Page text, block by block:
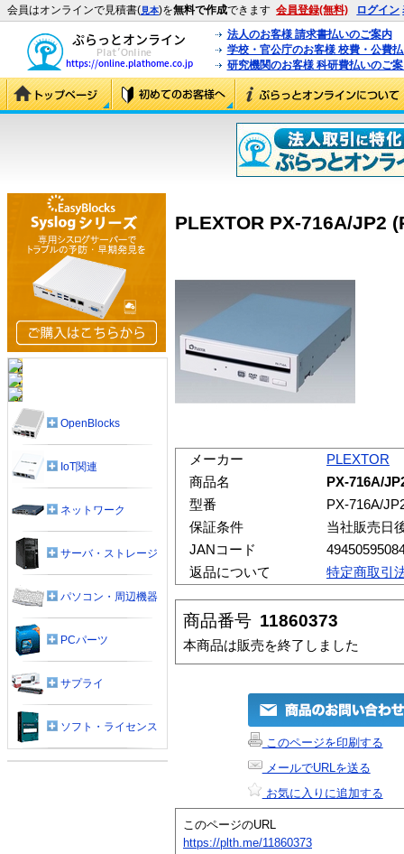
会員はオンラインで見積書(見本)を無料で作成できます 会員登録(無料) ログイン
法人のお客様 請求書払いのご案内
学校・官公庁のお客様 校費・公費
研究機関のお客様 科研費払いのご
PLEXTOR PX-716A/JP2
メーカー
PLEXTOR
商品名
PX-716A/
型番
PX-716A/
保証条件
当社販売日
JANコード
返品について
特定商取引
商品番号 11860373
本商品は販売を終了しました
このページを印刷する
メールでURLを送る
お気に入りに追加する
このページのURL
https://plth.me/11860373
OpenBlocks
IoT関連
ネットワーク
サーバ・ストレージ
パソコン・周辺機器
PCパーツ
サプライ
ソフト・ライセンス